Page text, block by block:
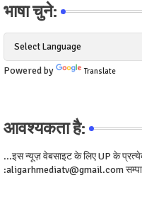
भाषा चुने:
Powered by Translate
आवश्यकता है:
...इस न्यूज़ वेबसाइट के लिए UP के
:aligarhmediatv@gmail.com